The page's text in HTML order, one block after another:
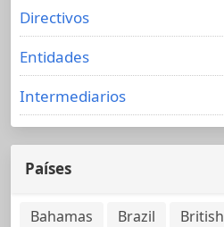
Directivos
Entidades
Intermediarios
Países
Bahamas Brazil
British